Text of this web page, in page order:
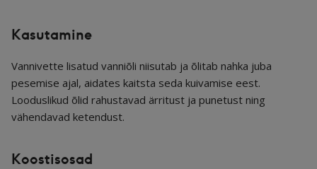
Kasutamine
Vannivette lisatud vanniõli niisutab ja õlitab nahka juba
pesemise ajal, aidates kaitsta seda kuivamise eest.
Looduslikud õlid rahustavad ärritust ja punetust ning
vähendavad ketendust.
Koostisosad